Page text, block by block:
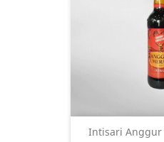
Intisari Anggur